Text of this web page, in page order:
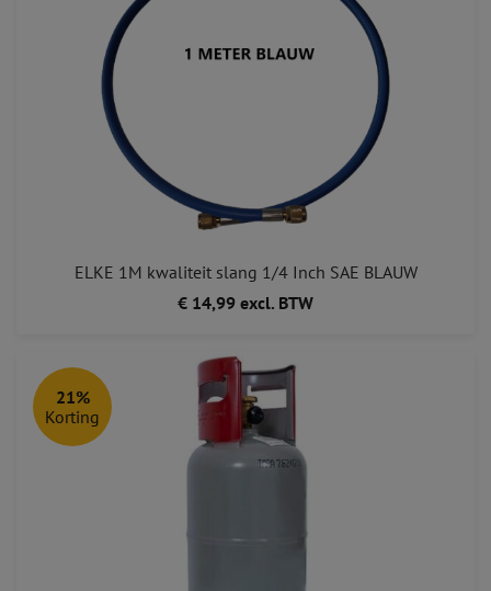
ELKE 1M kwaliteit slang 1/4 Inch SAE BLAUW
€ 14,99 excl. BTW
21%
Korting